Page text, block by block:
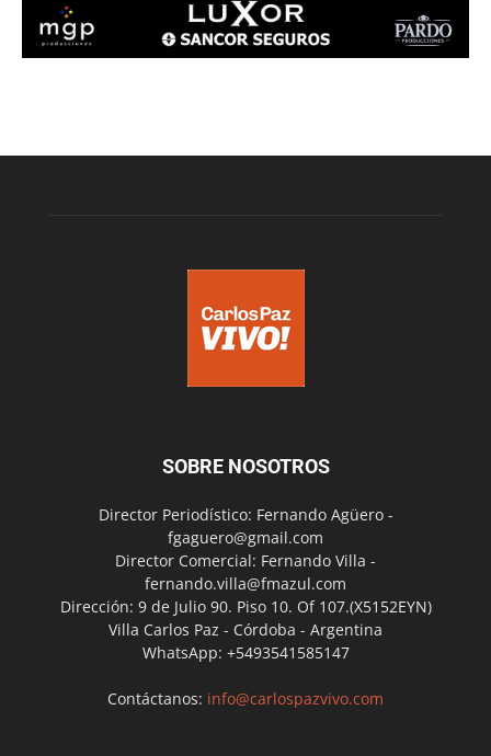
SOBRE NOSOTROS
Director Periodístico: Fernando Agüero -
fgaguero@gmail.com
Director Comercial: Fernando Villa -
fernando.villa@fmazul.com
Dirección: 9 de Julio 90. Piso 10. Of 107.(X5152EYN)
Villa Carlos Paz - Córdoba - Argentina
WhatsApp: +5493541585147
Contáctanos: info@carlospazvivo.com